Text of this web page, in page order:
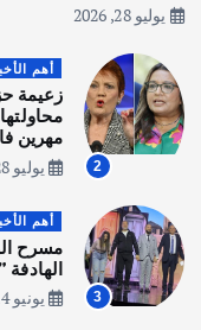
4
أهم الأخبار ثقافة وفنون
انطلاق ورشة التمثيل في
أغسطس 5, 2026
يوليو 28, 2026
2
أهم
زعيمة
مهرين
يوليو 28, 2026
3
أهم
مسرح
الهادفة
يونيو 14, 2026